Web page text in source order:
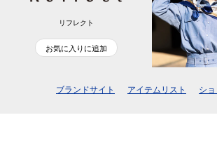
リフレクト
お気に入りに追加
ブランドサイト アイテムリスト シ